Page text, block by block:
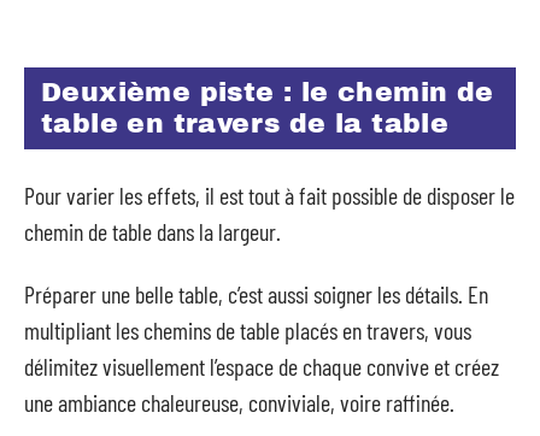
Deuxième piste : le chemin de
table en travers de la table
Pour varier les effets, il est tout à fait possible de disposer le
chemin de table dans la largeur.
Préparer une belle table, c’est aussi soigner les détails. En
multipliant les chemins de table placés en travers, vous
délimitez visuellement l’espace de chaque convive et créez
une ambiance chaleureuse, conviviale, voire raffinée.